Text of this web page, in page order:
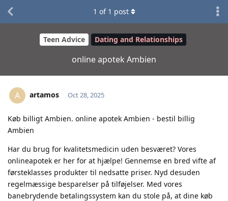
Teen Advice Dating and Relationships
online apotek Ambien
1 of 1 post
A artamos Oct 28, 2025
Køb billigt Ambien. online apotek Ambien - bestil billig
Ambien
Har du brug for kvalitetsmedicin uden besværet? Vores
onlineapotek er her for at hjælpe! Gennemse en bred vifte af
førsteklasses produkter til nedsatte priser. Nyd desuden
regelmæssige besparelser på tilføjelser. Med vores
banebrydende betalingssystem kan du stole på, at dine køb